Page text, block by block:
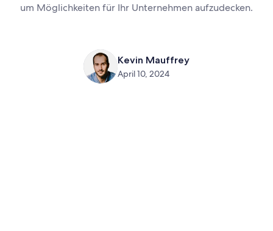
um Möglichkeiten für Ihr Unternehmen aufzudecken.
Kevin Mauffrey
April 10, 2024